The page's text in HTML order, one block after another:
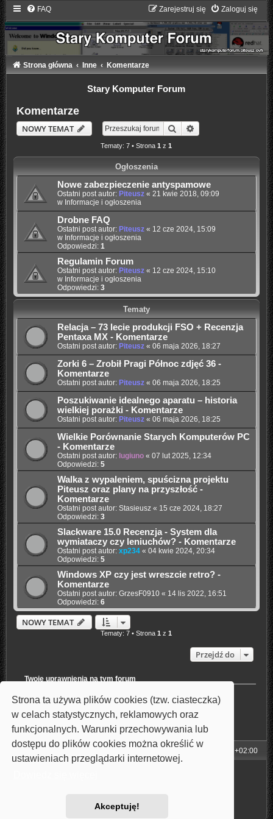
Strona ta używa plików cookies (tzw. ciasteczka)
w celach statystycznych, reklamowych oraz
funkcjonalnych. Warunki przechowywania lub
dostępu do plików cookies można określić w
ustawieniach przeglądarki internetowej.
Akceptuję!
FAQ Zaloguj się
Zarejestruj się
Strona główna Inne Komentarze
Stary Komputer Forum
Komentarze
NOWY TEMAT Szukaj Wyszukiwanie
Tematy: 7 • Strona1 z1
Ogłoszenia
Nowe zabezpieczenie antyspamowe
Ostatni post autor: Piteusz« 21 kwie 2018, 09:09
w Informacje i ogłoszenia
Drobne FAQ
Ostatni post autor: Piteusz« 12 cze 2024, 15:09
w Informacje i ogłoszenia
Odpowiedzi: 1
Regulamin Forum
Ostatni post autor: Piteusz« 12 cze 2024, 15:10
w Informacje i ogłoszenia
Odpowiedzi: 3
Tematy
Relacja – 73 lecie produkcji FSO + Recenzja
Pentaxa MX - Komentarze
Ostatni post autor: Piteusz« 06 maja 2026, 18:27
Zorki 6 – Zrobił Pragi Północ zdjęć 36 -
Komentarze
Ostatni post autor: Piteusz« 06 maja 2026, 18:25
Poszukiwanie idealnego aparatu – historia
wielkiej porażki - Komentarze
Ostatni post autor: Piteusz« 06 maja 2026, 18:25
Wielkie Porównanie Starych Komputerów PC
- Komentarze
Ostatni post autor: lugiuno« 07 lut 2025, 12:34
Odpowiedzi: 5
Walka z wypaleniem, spuścizna projektu
Piteusz oraz plany na przyszłość -
Komentarze
Ostatni post autor: Stasieusz« 15 cze 2024, 18:27
Odpowiedzi: 3
Slackware 15.0 Recenzja - System dla
wymiataczy czy leniuchów? - Komentarze
Ostatni post autor: xp234« 04 kwie 2024, 20:34
Odpowiedzi: 5
Windows XP czy jest wreszcie retro? -
Komentarze
Ostatni post autor: GrzesF0910« 14 lis 2022, 16:51
Odpowiedzi: 6
NOWY TEMAT
Tematy: 7 • Strona1 z1
Przejdź do
Twoje uprawnienia na tym forum
Możesz odpowiadać w tematach
Nie możeszzmieniać swoich postów
Nie możeszusuwać swoich postów
Nie możeszdodawać załączników
Strona główna UTC+02:00